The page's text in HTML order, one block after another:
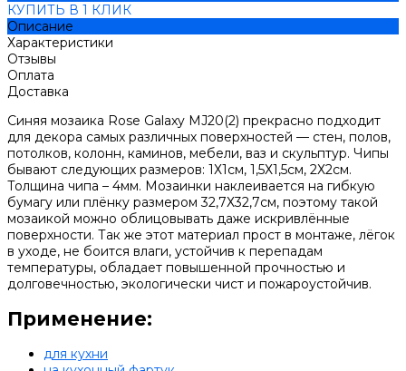
КУПИТЬ В 1 КЛИК
Описание
Характеристики
Отзывы
Оплата
Доставка
Синяя мозаика Rose Galaxy MJ20(2) прекрасно подходит
для декора самых различных поверхностей — стен, полов,
потолков, колонн, каминов, мебели, ваз и скульптур. Чипы
бывают следующих размеров: 1Х1см, 1,5Х1,5см, 2Х2см.
Толщина чипа – 4мм. Мозаинки наклеивается на гибкую
бумагу или плёнку размером 32,7Х32,7см, поэтому такой
мозаикой можно облицовывать даже искривлённые
поверхности. Так же этот материал прост в монтаже, лёгок
в уходе, не боится влаги, устойчив к перепадам
температуры, обладает повышенной прочностью и
долговечностью, экологически чист и пожароустойчив.
Применение:
для кухни